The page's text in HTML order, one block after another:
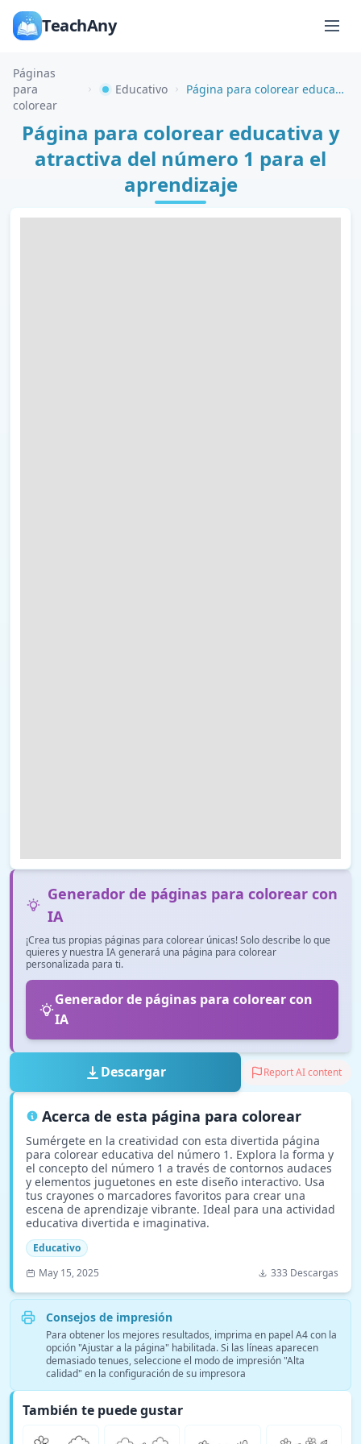
TeachAny
Páginas
para
colorear
Educativo Página para colorear educativa y atractiva del número 1 para el aprendizaje
Página para colorear educativa y
atractiva del número 1 para el
aprendizaje
Generador de páginas para colorear con
IA
¡Crea tus propias páginas para colorear únicas! Solo describe lo que
quieres y nuestra IA generará una página para colorear
personalizada para ti.
Generador de páginas para colorear con
IA
Descargar Report AI content
Acerca de esta página para colorear
Sumérgete en la creatividad con esta divertida página
para colorear educativa del número 1. Explora la forma y
el concepto del número 1 a través de contornos audaces
y elementos juguetones en este diseño interactivo. Usa
tus crayones o marcadores favoritos para crear una
escena de aprendizaje vibrante. Ideal para una actividad
educativa divertida e imaginativa.
Educativo
May 15, 2025
333 Descargas
Consejos de impresión
Para obtener los mejores resultados, imprima en papel A4 con la
opción "Ajustar a la página" habilitada. Si las líneas aparecen
demasiado tenues, seleccione el modo de impresión "Alta
calidad" en la configuración de su impresora
También te puede gustar